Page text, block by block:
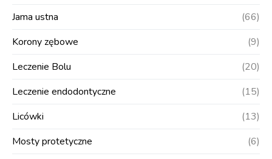
Jama ustna
(66)
Korony zębowe
(9)
Leczenie Bolu
(20)
Leczenie endodontyczne
(15)
Licówki
(13)
Mosty protetyczne
(6)